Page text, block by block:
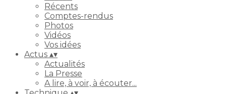
Récents
Comptes-rendus
Photos
Vidéos
Vos idées
Actus ▴▾
Actualités
La Presse
A lire, à voir, à écouter...